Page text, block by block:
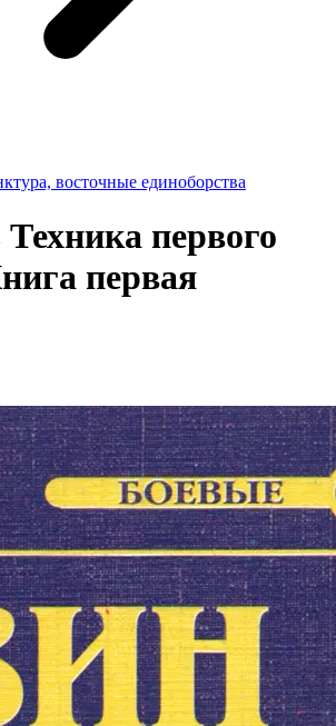
восточные единоборства
первого
первая